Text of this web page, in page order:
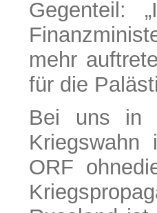
Gegenteil:
mehr
für die
Bei uns in
ORF